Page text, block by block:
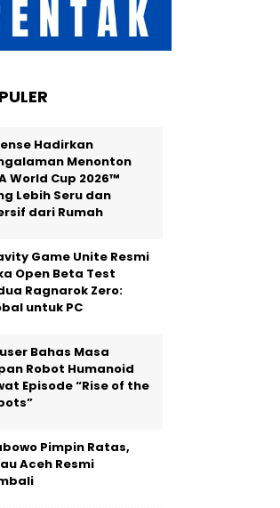
Hadirkan
Menonton
World Cup 2026™
Lebih Seru dan
dari Rumah
Game Unite Resmi
Open Beta Test
Ragnarok Zero:
untuk PC
Bahas Masa
Robot Humanoid
Episode “Rise of the
Pimpin Ratas,
Aceh Resmi